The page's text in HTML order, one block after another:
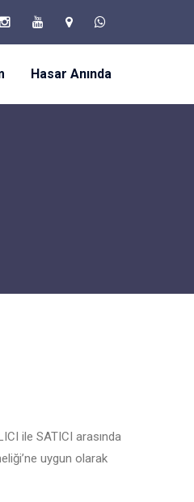
Hasar Anında
ile SATICI arasında
uygun olarak